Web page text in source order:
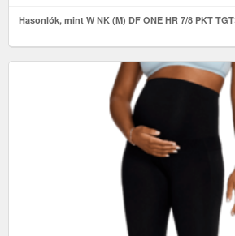
Hasonlók, mint W NK (M) DF ONE HR 7/8 PKT TGT